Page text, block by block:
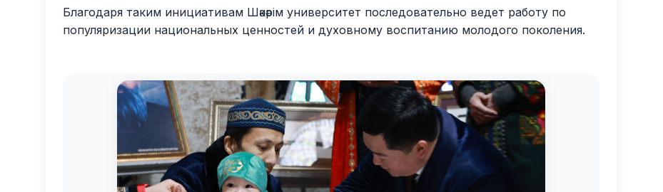
Благодаря таким инициативам Шәкәрім университет последовательно ведет работу по
популяризации национальных ценностей и духовному воспитанию молодого поколения.